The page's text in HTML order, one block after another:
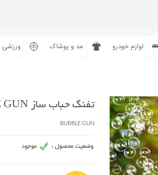
لوازم خودرو مد و پوشاک ورزشی
تفنگ حباب ساز BUBBLE GUN
BUBBLE GUN